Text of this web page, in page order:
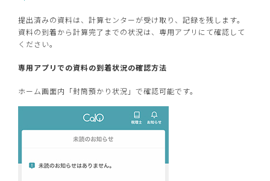
提出済みの資料は、計算センターが受け取り、記録を残します。
資料の到着から計算完了までの状況は、専用アプリにて確認して
ください。
専用アプリでの資料の到着状況の確認方法
ホーム画面内「封筒預かり状況」で確認可能です。